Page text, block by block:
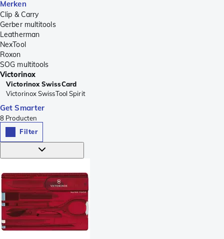
Merken
Clip & Carry
Gerber multitools
Leatherman
NexTool
Roxon
SOG multitools
Victorinox
Victorinox SwissCard
Victorinox SwissTool Spirit
Get Smarter
8 Producten
Filter